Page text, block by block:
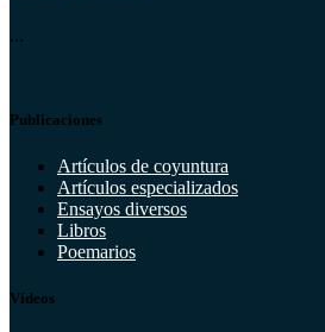
...
Publicaciones
Artículos de coyuntura
Artículos especializados
Ensayos diversos
Libros
Poemarios
Vídeos